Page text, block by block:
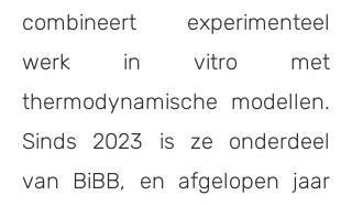
combineert experimenteel
werk in vitro met
thermodynamische modellen.
Sinds 2023 is ze onderdeel
van BiBB, en afgelopen jaar